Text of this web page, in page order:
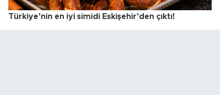
Türkiye’nin en iyi simidi Eskişehir’den çıktı!